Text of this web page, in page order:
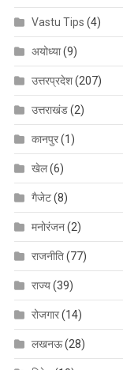
Vastu Tips (4)
अयोध्या(9)
उत्तरप्रदेश(207)
उत्तराखंड(2)
कानपुर(1)
खेल(6)
गैजेट(8)
मनोरंजन(2)
राजनीति(77)
राज्य(39)
रोजगार(14)
लखनऊ(28)